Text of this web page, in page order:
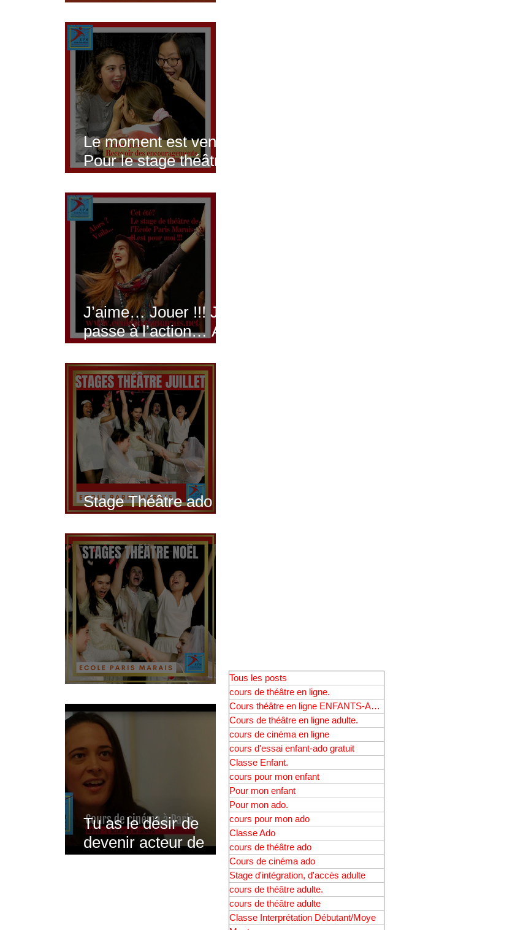
vole : Les ateliers
spectacles pour
2023-24
Le moment est venu !
Pour le stage théâtre
passe à l’action…
J’aime… Jouer !!! Je
passe à l’action… Au
Juillet !
Stage Théâtre ado en
Tu as le désir de
devenir acteur de
Tous les posts
cours de théâtre en ligne.
Cours théâtre en ligne ENFANTS-ADOS
Cours de théâtre en ligne adulte.
cours de cinéma en ligne
cours d'essai enfant-ado gratuit
Classe Enfant.
cours pour mon enfant
Pour mon enfant
Pour mon ado.
cours pour mon ado
Classe Ado
cours de théâtre ado
Cours de cinéma ado
Stage d'intégration, d'accès adulte
cours de théâtre adulte.
cours de théâtre adulte
Classe Interprétation Débutant/Moye